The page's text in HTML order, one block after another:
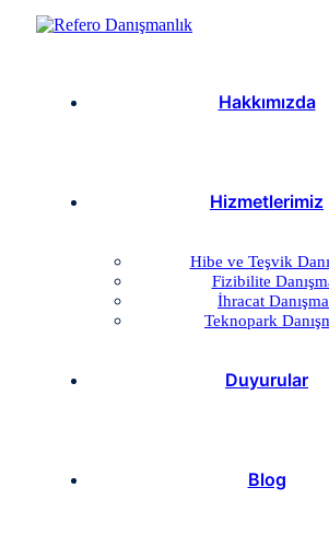
Hakkımızda
Hizmetlerimiz
Hibe ve Teşvik
Fizibilite
İhracat
Teknopark
Duyurular
Blog